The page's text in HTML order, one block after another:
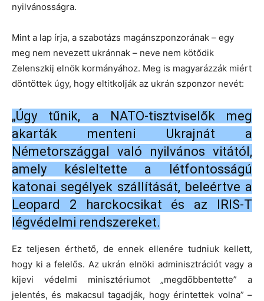
nyilvánosságra.
Mint a lap írja, a szabotázs magánszponzorának – egy
meg nem nevezett ukránnak – neve nem kötődik
Zelenszkij elnök kormányához. Meg is magyarázzák miért
döntöttek úgy, hogy eltitkolják az ukrán szponzor nevét:
„Úgy tűnik, a NATO-tisztviselők meg
akarták menteni Ukrajnát a
Németországgal való nyilvános vitától,
amely késleltette a létfontosságú
katonai segélyek szállítását, beleértve a
Leopard 2 harckocsikat és az IRIS-T
légvédelmi rendszereket.
Ez teljesen érthető, de ennek ellenére tudniuk kellett,
hogy ki a felelős. Az ukrán elnöki adminisztrációt vagy a
kijevi védelmi minisztériumot „megdöbbentette” a
jelentés, és makacsul tagadják, hogy érintettek volna” –